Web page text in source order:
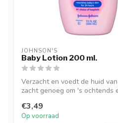
JOHNSON'S
Baby Lotion 200 ml.
Verzacht en voedt de huid
zacht genoeg om 's ochtends
€3,49
Op voorraad